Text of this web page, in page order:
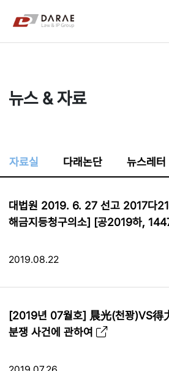
메인 메뉴 바로가기
뉴스 & 자료
자료실 다래논단 뉴스레터
대법원 2019. 6. 27 선고 2017다
해금지등청구의소] [공2019하,
2019.08.22
[2019년 07월호] 晨光(천꽝)VS得
분쟁 사건에 관하여